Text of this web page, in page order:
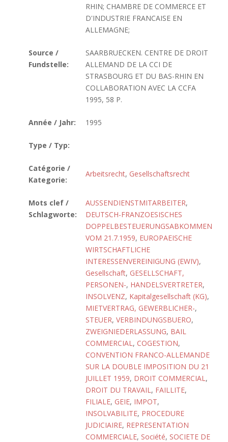
RHIN; CHAMBRE DE COMMERCE ET
D'INDUSTRIE FRANCAISE EN
ALLEMAGNE;
Source /
Fundstelle:
SAARBRUECKEN. CENTRE DE DROIT
ALLEMAND DE LA CCI DE
STRASBOURG ET DU BAS-RHIN EN
COLLABORATION AVEC LA CCFA
1995, 58 P.
Année / Jahr: 1995
Type / Typ:
Catégorie /
Kategorie:
Arbeitsrecht, Gesellschaftsrecht
Mots clef /
Schlagworte:
AUSSENDIENSTMITARBEITER,
DEUTSCH-FRANZOESISCHES
DOPPELBESTEUERUNGSABKOMMEN
VOM 21.7.1959, EUROPAEISCHE
WIRTSCHAFTLICHE
INTERESSENVEREINIGUNG (EWIV),
Gesellschaft, GESELLSCHAFT,
PERSONEN-, HANDELSVERTRETER,
INSOLVENZ, Kapitalgesellschaft (KG),
MIETVERTRAG, GEWERBLICHER-,
STEUER, VERBINDUNGSBUERO,
ZWEIGNIEDERLASSUNG, BAIL
COMMERCIAL, COGESTION,
CONVENTION FRANCO-ALLEMANDE
SUR LA DOUBLE IMPOSITION DU 21
JUILLET 1959, DROIT COMMERCIAL,
DROIT DU TRAVAIL, FAILLITE,
FILIALE, GEIE, IMPOT,
INSOLVABILITE, PROCEDURE
JUDICIAIRE, REPRESENTATION
COMMERCIALE, Société, SOCIETE DE